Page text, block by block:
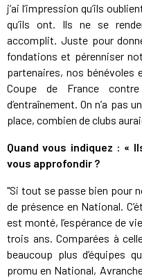
j’ai l’impression qu’ils
qu’ils ont. Ils ne se
accomplit. Juste pour
fondations et pérenniser
partenaires, nos bénévoles
Coupe de France
d’entraînement. On n’a pas
place, combien de clubs
Quand vous indiquez : «
vous approfondir ?
"Si tout se passe bien pour
de présence en National.
est monté, l’espérance de
trois ans. Comparées à
beaucoup plus d’équipes
promu en National,